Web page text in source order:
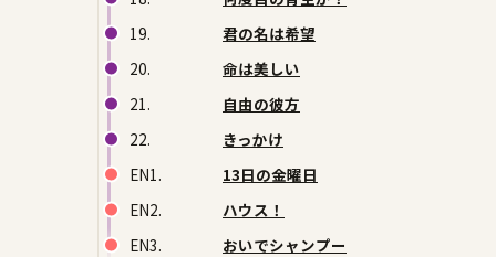
19.
君の名は希望
20.
命は美しい
21.
自由の彼方
22.
きっかけ
EN1.
13日の金曜日
EN2.
ハウス！
EN3.
おいでシャンプー